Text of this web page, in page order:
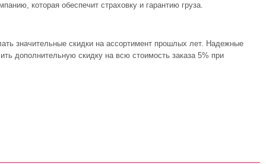
которая обеспечит страховку и гарантию груза.
значительные скидки на ассортимент прошлых лет. Надежные
дополнительную скидку на всю стоимость заказа 5% при